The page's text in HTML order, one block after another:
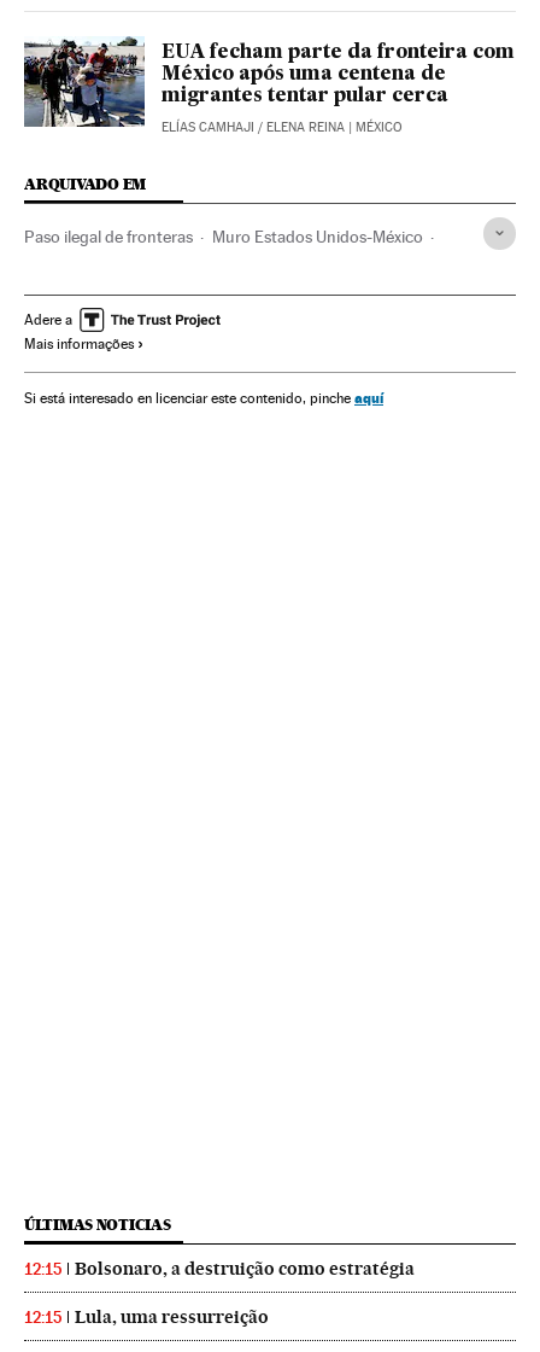
EUA fecham parte da fronteira com
México após uma centena de
migrantes tentar pular cerca
ELÍAS CAMHAJI / ELENA REINA | MÉXICO
ARQUIVADO EM
Paso ilegal de fronteras Muro Estados Unidos-México
Imigração irregular Conflitos fronteiriços
América Central
Fronteiras Política exterior Migração América Latina
Adere a
Mais informações
Si está interesado en licenciar este contenido, pinche aquí
ÚLTIMAS NOTICIAS
12:15 Bolsonaro, a destruição como estratégia
12:15 Lula, uma ressurreição